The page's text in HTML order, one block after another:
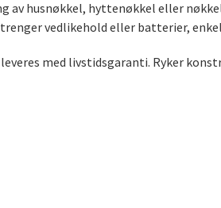
av husnøkkel, hyttenøkkel eller
vedlikehold eller batterier,
med livstidsgaranti. Ryker